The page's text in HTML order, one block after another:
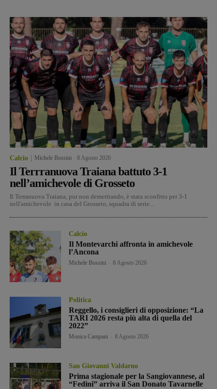
Calcio Michele Bossini 8 Agosto 2026
Il Terrranuova Traiana battuto 3-1
nell’amichevole di Grosseto
Il Terranuova Traiana, pur non demeritando, è stata sconfitto per 3-1
nell'amichevole in casa del Grosseto, squadra di serie...
Calcio
Il Montevarchi affronta in amichevole
l’Ancona
Michele Bossini 8 Agosto 2026
Politica
Reggello, i consiglieri di opposizione: “La
TARI 2026 resta più alta di quella del
2022”
Monica Campani 8 Agosto 2026
San Giovanni Valdarno
Prima stagionale per la Sangiovannese, al
“Fedini” arriva il San Donato Tavarnelle